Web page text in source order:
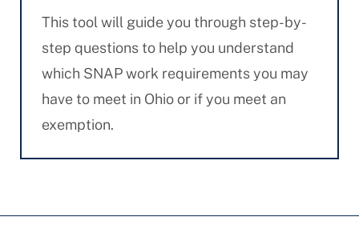
This tool will guide you through step-by-
step questions to help you understand
which SNAP work requirements you may
have to meet in Ohio or if you meet an
exemption.